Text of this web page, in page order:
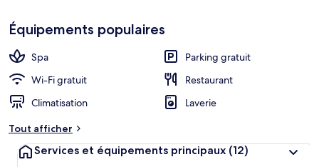
Équipements populaires
Spa
Parking gratuit
Wi-Fi gratuit
Restaurant
Climatisation
Laverie
Tout afficher
Services et équipements principaux (12)